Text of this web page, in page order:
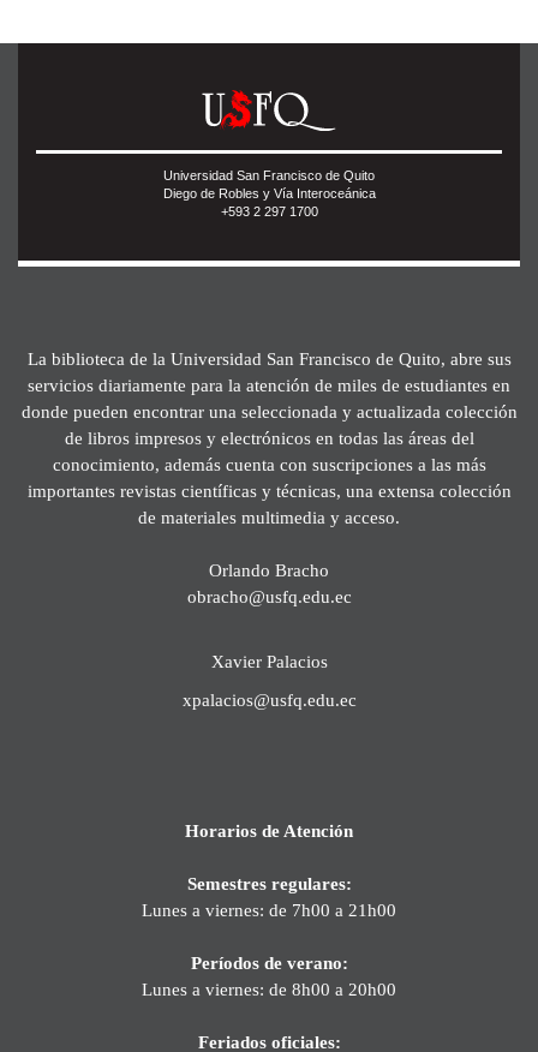
Universidad San Francisco de Quito
Diego de Robles y Vía Interoceánica
+593 2 297 1700
La biblioteca de la Universidad San Francisco de Quito, abre sus
servicios diariamente para la atención de miles de estudiantes en
donde pueden encontrar una seleccionada y actualizada colección
de libros impresos y electrónicos en todas las áreas del
conocimiento, además cuenta con suscripciones a las más
importantes revistas científicas y técnicas, una extensa colección
de materiales multimedia y acceso.
Orlando Bracho
obracho@usfq.edu.ec
Xavier Palacios
xpalacios@usfq.edu.ec
Horarios de Atención
Semestres regulares:
Lunes a viernes: de 7h00 a 21h00
Períodos de verano:
Lunes a viernes: de 8h00 a 20h00
Feriados oficiales: